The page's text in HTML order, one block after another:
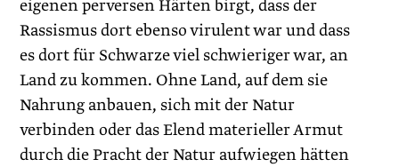
eigenen perversen Härten birgt, dass der
Rassismus dort ebenso virulent war und dass
es dort für Schwarze viel schwieriger war, an
Land zu kommen. Ohne Land, auf dem sie
Nahrung anbauen, sich mit der Natur
verbinden oder das Elend materieller Armut
durch die Pracht der Natur aufwiegen hätten